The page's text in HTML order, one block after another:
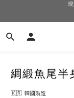
綢緞魚尾半
🇰🇷  韓國製造